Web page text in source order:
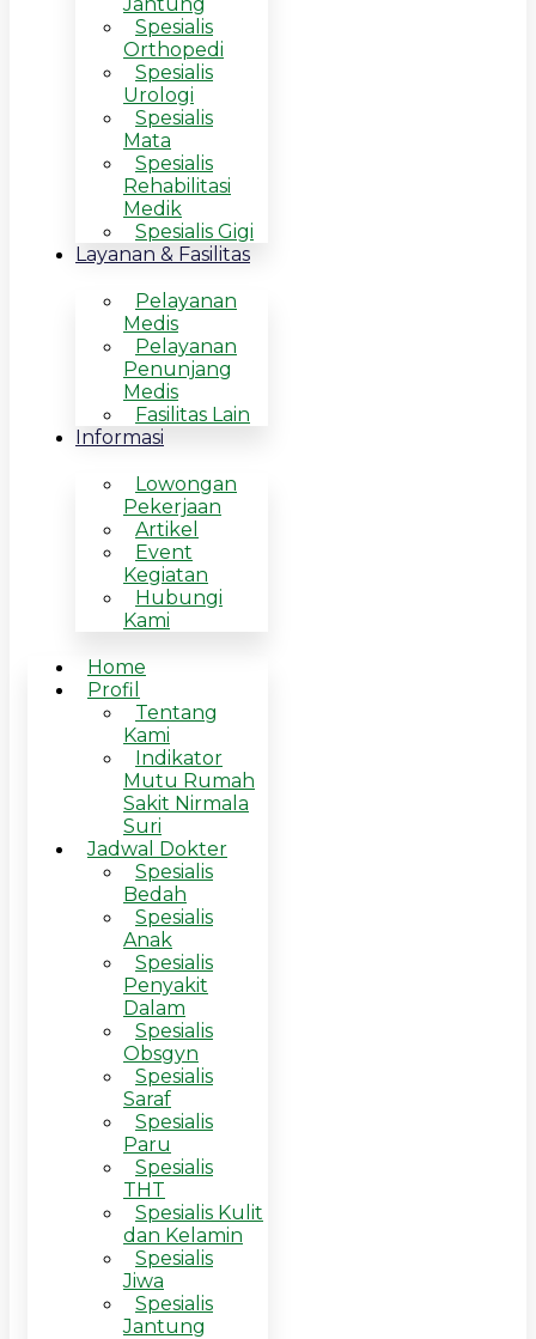
Spesialis
Orthopedi
Spesialis
Urologi
Spesialis
Mata
Spesialis
Rehabilitasi
Medik
Spesialis Gigi
Layanan & Fasilitas
Pelayanan
Medis
Pelayanan
Penunjang
Medis
Fasilitas Lain
Informasi
Lowongan
Pekerjaan
Artikel
Event
Kegiatan
Hubungi
Kami
Home
Profil
Tentang
Kami
Indikator
Mutu Rumah
Sakit Nirmala
Suri
Jadwal Dokter
Spesialis
Bedah
Spesialis
Anak
Spesialis
Penyakit
Dalam
Spesialis
Obsgyn
Spesialis
Saraf
Spesialis
Paru
Spesialis
THT
Spesialis Kulit
dan Kelamin
Spesialis
Jiwa
Spesialis
Jantung